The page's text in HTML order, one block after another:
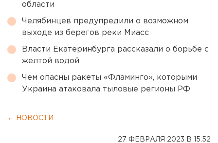
области
Челябинцев предупредили о возможном
выходе из берегов реки Миасс
Власти Екатеринбурга рассказали о борьбе с
желтой водой
Чем опасны ракеты «Фламинго», которыми
Украина атаковала тыловые регионы РФ
← НОВОСТИ
27 ФЕВРАЛЯ 2023 В 15:52